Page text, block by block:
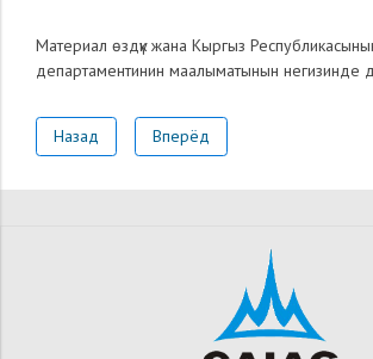
Материал өздүк жана Кыргыз
департаментинин маалыматынын негизинде
Назад Вперёд